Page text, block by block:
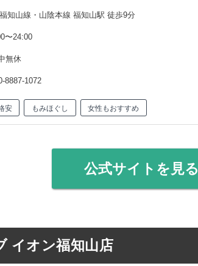
知山線・山陰本線 福知山駅 徒歩9分
〜24:00
無休
8887-1072
安 もみほぐし 女性もおすすめ
公式サイトを見る
イオン福知山店